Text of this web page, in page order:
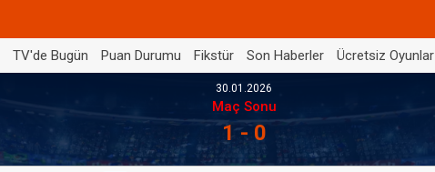
TV'de Bugün Puan Durumu Fikstür Son Haberler Ücretsiz Oyunlar
30.01.2026
Maç Sonu
1 - 0